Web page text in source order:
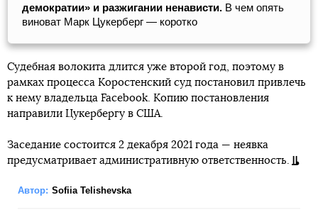
демократии» и разжигании ненависти. В чем опять
виноват Марк Цукерберг — коротко
Судебная волокита длится уже второй год, поэтому в
рамках процесса Коростенский суд постановил привлечь
к нему владельца Facebook. Копию постановления
направили Цукербергу в США.
Заседание состоится 2 декабря 2021 года — неявка
предусматривает административную ответственность.
Автор: Sofiia Telishevska